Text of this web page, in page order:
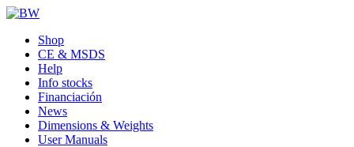
Shop
CE & MSDS
Help
Info stocks
Financiación
News
Dimensions & Weights
User Manuals